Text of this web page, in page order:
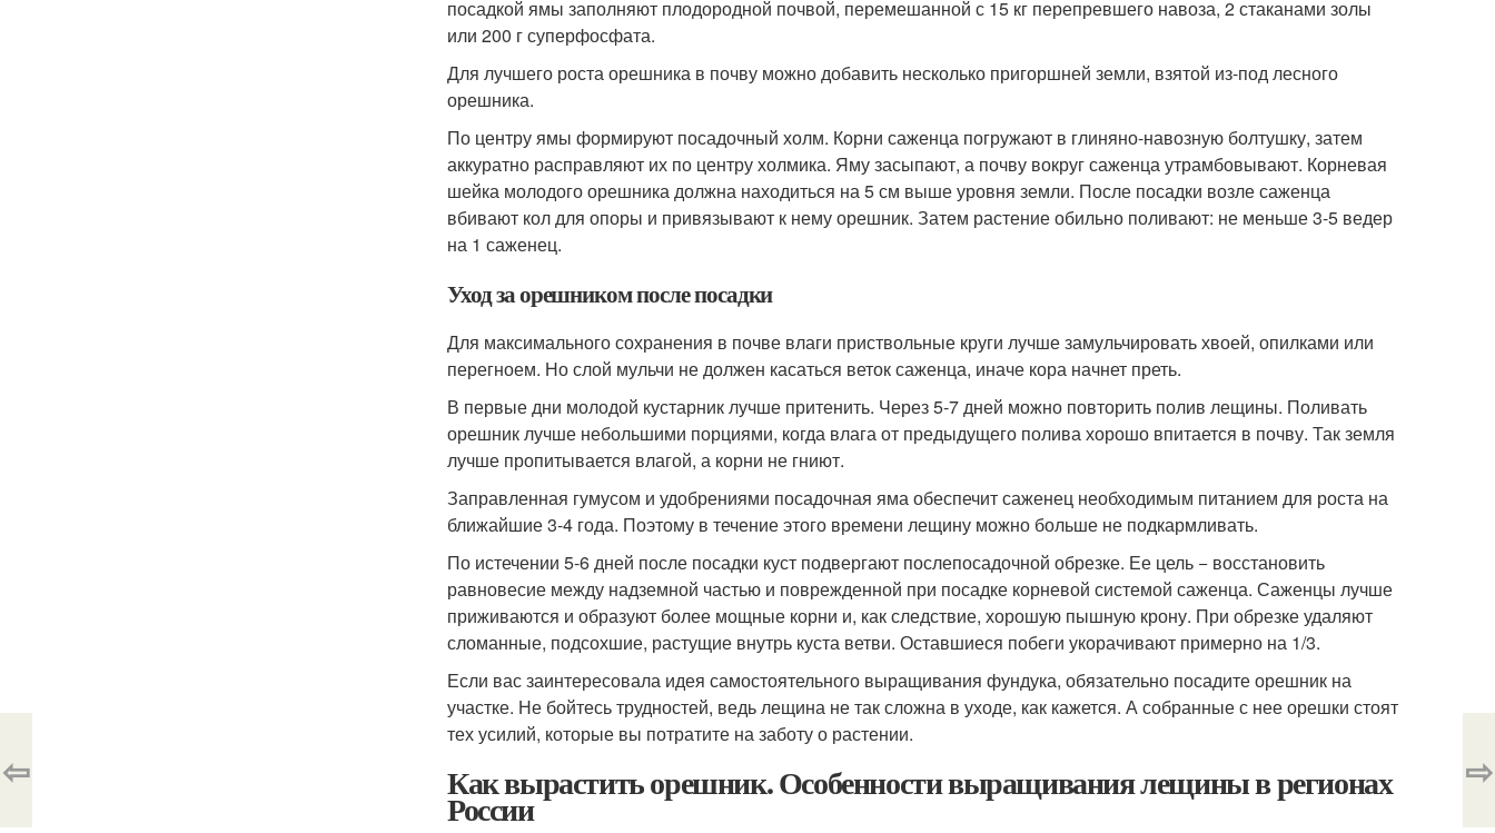
посадкой ямы заполняют плодородной почвой, перемешанной с 15 кг перепревшего навоза, 2 стаканами золы
или 200 г суперфосфата.
Для лучшего роста орешника в почву можно добавить несколько пригоршней земли, взятой из-под лесного
орешника.
По центру ямы формируют посадочный холм. Корни саженца погружают в глиняно-навозную болтушку, затем
аккуратно расправляют их по центру холмика. Яму засыпают, а почву вокруг саженца утрамбовывают. Корневая
шейка молодого орешника должна находиться на 5 см выше уровня земли. После посадки возле саженца
вбивают кол для опоры и привязывают к нему орешник. Затем растение обильно поливают: не меньше 3-5 ведер
на 1 саженец.
Уход за орешником после посадки
Для максимального сохранения в почве влаги приствольные круги лучше замульчировать хвоей, опилками или
перегноем. Но слой мульчи не должен касаться веток саженца, иначе кора начнет преть.
В первые дни молодой кустарник лучше притенить. Через 5-7 дней можно повторить полив лещины. Поливать
орешник лучше небольшими порциями, когда влага от предыдущего полива хорошо впитается в почву. Так земля
лучше пропитывается влагой, а корни не гниют.
Заправленная гумусом и удобрениями посадочная яма обеспечит саженец необходимым питанием для роста на
ближайшие 3-4 года. Поэтому в течение этого времени лещину можно больше не подкармливать.
По истечении 5-6 дней после посадки куст подвергают послепосадочной обрезке. Ее цель − восстановить
равновесие между надземной частью и поврежденной при посадке корневой системой саженца. Саженцы лучше
приживаются и образуют более мощные корни и, как следствие, хорошую пышную крону. При обрезке удаляют
сломанные, подсохшие, растущие внутрь куста ветви. Оставшиеся побеги укорачивают примерно на 1/3.
Если вас заинтересовала идея самостоятельного выращивания фундука, обязательно посадите орешник на
участке. Не бойтесь трудностей, ведь лещина не так сложна в уходе, как кажется. А собранные с нее орешки стоят
тех усилий, которые вы потратите на заботу о растении.
Как вырастить орешник. Особенности выращивания лещины в регионах
России
⇦ ⇨